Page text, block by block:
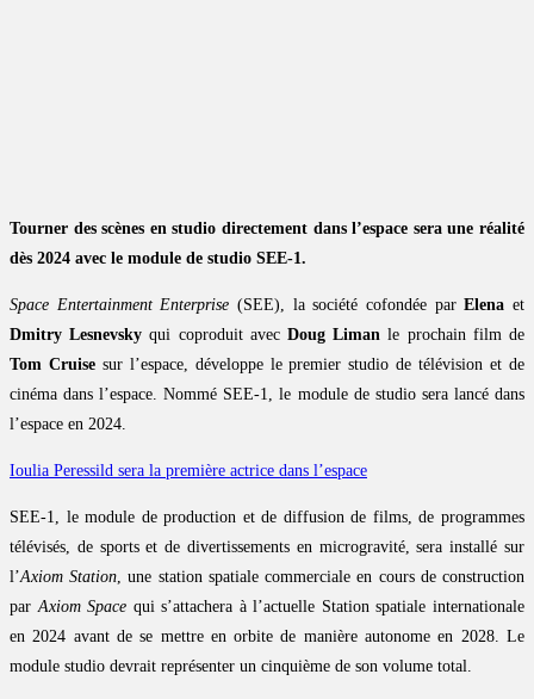
Tourner des scènes en studio directement dans l’espace sera une réalité
dès 2024 avec le module de studio SEE-1.
Space Entertainment Enterprise (SEE), la société cofondée parElena et
Dmitry Lesnevsky qui coproduit avecDoug Liman le prochain film de
Tom Cruisesur l’espace, développe le premier studio de télévision et de
cinéma dans l’espace. Nommé SEE-1, le module de studio sera lancé dans
l’espace en 2024.
Ioulia Peressild sera la première actrice dans l’espace
SEE-1, le module de production et de diffusion de films, de programmes
télévisés, de sports et de divertissements en microgravité, sera installé sur
l’Axiom Station, une station spatiale commerciale en cours de construction
parAxiom Space qui s’attachera à l’actuelle Station spatiale internationale
en 2024 avant de se mettre en orbite de manière autonome en 2028. Le
module studio devrait représenter un cinquième de son volume total.